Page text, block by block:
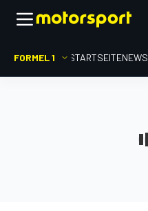
FORMEL 1 STARTSEITENEWS